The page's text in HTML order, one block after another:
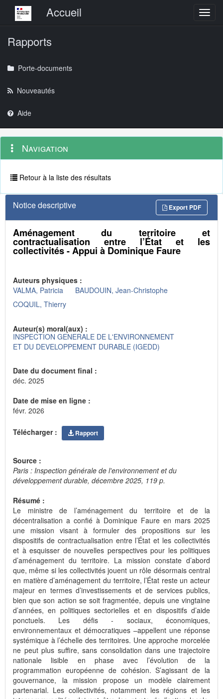
Menu principalAccueil
Rapports
Porte-documents
Nouveautés
Aide
Navigation
outils
Menu
contextuel
Navigation
Retour à la liste des résultats
Notice descriptive Export PDF
Aménagement du territoire et
contractualisation entre l’État et les
collectivités - Appui à Dominique Faure
Auteurs physiques :
VALMA, Patricia
BAUDOUIN, Jean-Christophe
COQUIL, Thierry
Auteur(s) moral(aux) :
INSPECTION GENERALE DE L'ENVIRONNEMENT
ET DU DEVELOPPEMENT DURABLE (IGEDD)
Date du document final :
déc. 2025
Date de mise en ligne :
févr. 2026
Télécharger : Rapport
Source :
Paris : Inspection générale de l'environnement et du
développement durable, décembre 2025, 119 p.
Résumé :
Le ministre de l’aménagement du territoire et de la
décentralisation a confié à Dominique Faure en mars 2025
une mission visant à formuler des propositions sur les
dispositifs de contractualisation entre l’État et les collectivités
et à esquisser de nouvelles perspectives pour les politiques
d’aménagement du territoire. La mission constate d’abord
que, même si les collectivités jouent un rôle désormais central
en matière d’aménagement du territoire, l’État reste un acteur
majeur en termes d’investissements et de services publics,
bien que son action se soit fragmentée, depuis une vingtaine
d’années, en politiques sectorielles et en dispositifs d’aide
ponctuels. Les défis - sociaux, économiques,
environnementaux et démocratiques –appellent une réponse
systémique à l’échelle des territoires. Une approche morcelée
ne peut plus suffire, sans consolidation dans une trajectoire
nationale lisible en phase avec l’évolution de la
programmation européenne de cohésion. S’agissant de la
gouvernance, la mission propose un modèle clairement
partenarial. Les collectivités, notamment les régions et les